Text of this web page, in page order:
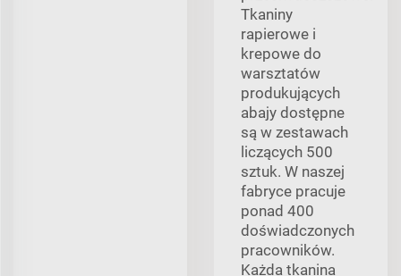
Tkaniny
rapierowe i
krepowe do
warsztatów
produkujących
abajy dostępne
są w zestawach
liczących 500
sztuk. W naszej
fabryce pracuje
ponad 400
doświadczonych
pracowników.
Każda tkanina